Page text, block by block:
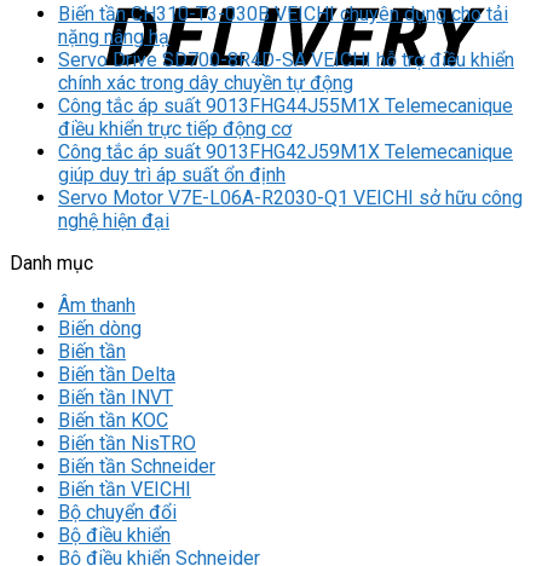
Biến tần CH310-T3-030B VEICHI chuyên dụng cho tải
nặng nâng hạ
Servo Drive SD700-8R4D-SA VEICHI hỗ trợ điều khiển
chính xác trong dây chuyền tự động
Công tắc áp suất 9013FHG44J55M1X Telemecanique
điều khiển trực tiếp động cơ
Công tắc áp suất 9013FHG42J59M1X Telemecanique
giúp duy trì áp suất ổn định
Servo Motor V7E-L06A-R2030-Q1 VEICHI sở hữu công
nghệ hiện đại
Danh mục
Âm thanh
Biến dòng
Biến tần
Biến tần Delta
Biến tần INVT
Biến tần KOC
Biến tần NisTRO
Biến tần Schneider
Biến tần VEICHI
Bộ chuyển đổi
Bộ điều khiển
Bộ điều khiển Schneider